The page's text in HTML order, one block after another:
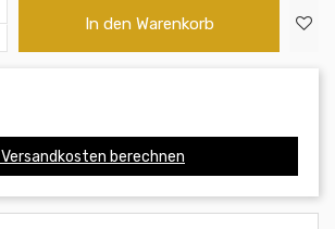
In den Warenkorb
Versandkosten berechnen